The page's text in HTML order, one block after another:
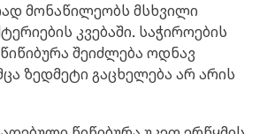
მონაწილეობს მსხვილი
კვებაში. საჭიროების
შეიძლება ოდნავ
ზედმეტი გაცხელება არ არის